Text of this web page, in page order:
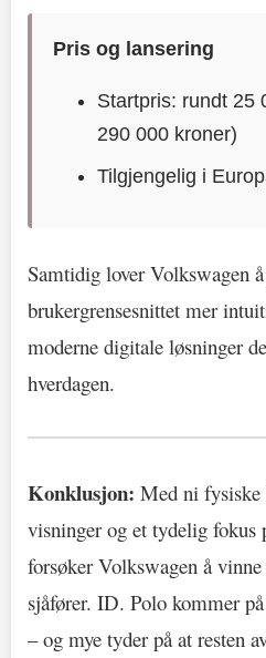
Pris og lansering
Startpris: rundt 25
290 000 kroner)
Tilgjengelig i
Samtidig lover Volkswagen
brukergrensesnittet mer
moderne digitale løsninger
hverdagen.
Konklusjon: Med ni fysiske
visninger og et tydelig fokus
forsøker Volkswagen å
sjåfører. ID. Polo kommer
– og mye tyder på at resten